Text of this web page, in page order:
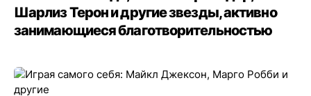
Шарлиз Терон и другие звезды, активно
занимающиеся благотворительностью